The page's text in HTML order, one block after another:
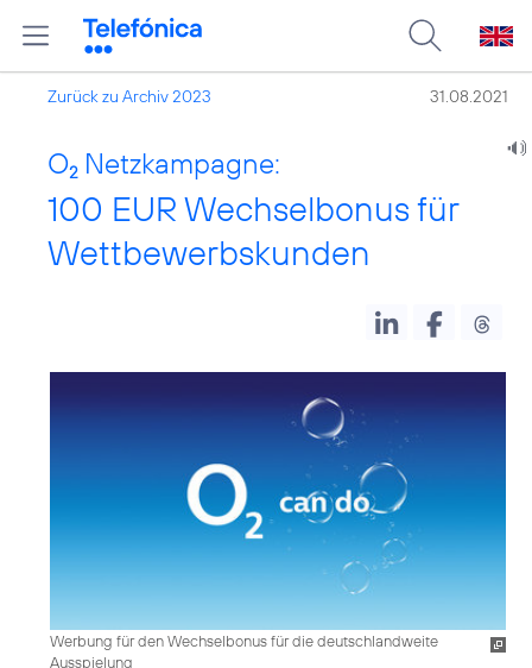
Zurück zu Archiv 2023 31.08.2021
O2 Netzkampagne:
100 EUR Wechselbonus für
Wettbewerbskunden
Werbung für den Wechselbonus für die deutschlandweite
Ausspielung